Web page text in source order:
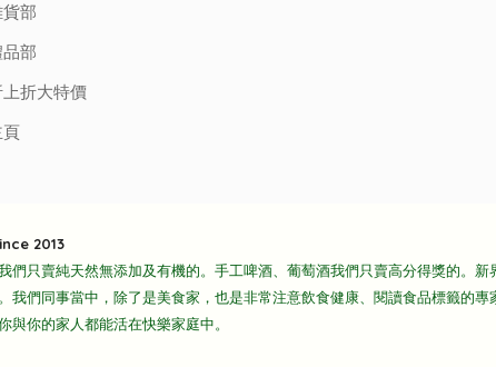
部
部
折大特價
2013
只賣純天然無添加及有機的。手工啤酒、葡萄酒我們只賣高分得獎的。新
們同事當中，除了是美食家，也是非常注意飲食健康、閱讀食品標籤的
你的家人都能活在快樂家庭中。